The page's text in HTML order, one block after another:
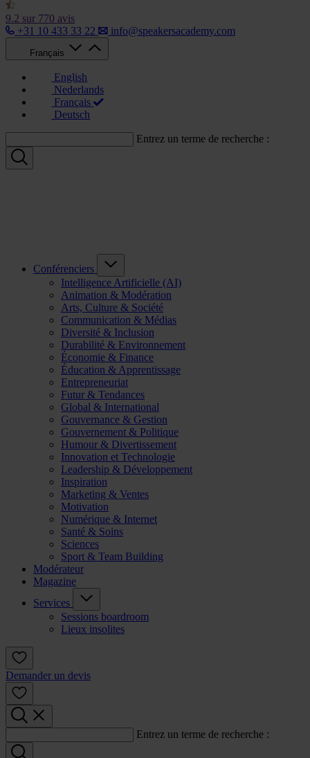
9.2 sur 770 avis
+31 10 433 33 22
info@speakersacademy.com
Français
English
Nederlands
Français
Deutsch
Entrez un terme de recherche :
Conférenciers
Intelligence Artificielle (AI)
Animation & Modération
Arts, Culture & Société
Communication & Médias
Diversité & Inclusion
Durabilité & Environnement
Économie & Finance
Éducation & Apprentissage
Entrepreneuriat
Futur & Tendances
Global & International
Gouvernance & Gestion
Gouvernement & Politique
Humour & Divertissement
Innovation et Technologie
Leadership & Développement
Inspiration
Marketing & Ventes
Motivation
Numérique & Internet
Santé & Soins
Sciences
Sport & Team Building
Modérateur
Magazine
Services
Sessions boardroom
Lieux insolites
Demander un devis
Entrez un terme de recherche :